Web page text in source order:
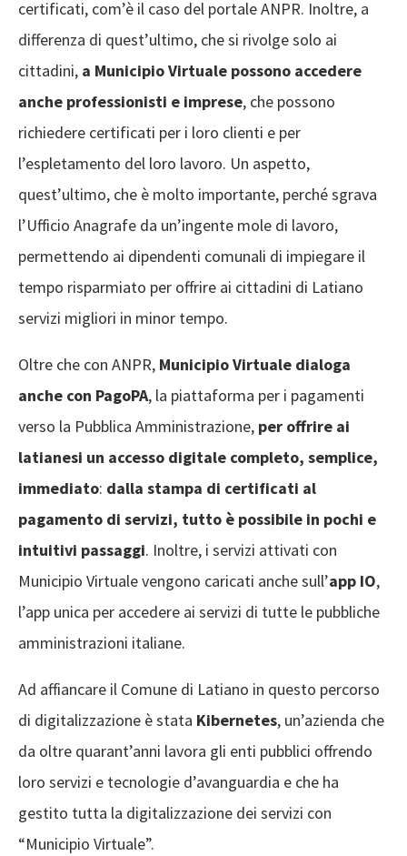
certificati, com’è il caso del portale ANPR. Inoltre, a
differenza di quest’ultimo, che si rivolge solo ai
cittadini, a Municipio Virtuale possono accedere
anche professionisti e imprese, che possono
richiedere certificati per i loro clienti e per
l’espletamento del loro lavoro. Un aspetto,
quest’ultimo, che è molto importante, perché sgrava
l’Ufficio Anagrafe da un’ingente mole di lavoro,
permettendo ai dipendenti comunali di impiegare il
tempo risparmiato per offrire ai cittadini di Latiano
servizi migliori in minor tempo.
Oltre che con ANPR, Municipio Virtuale dialoga
anche con PagoPA, la piattaforma per i pagamenti
verso la Pubblica Amministrazione, per offrire ai
latianesi un accesso digitale completo, semplice,
immediato: dalla stampa di certificati al
pagamento di servizi, tutto è possibile in pochi e
intuitivi passaggi. Inoltre, i servizi attivati con
Municipio Virtuale vengono caricati anche sull’app IO,
l’app unica per accedere ai servizi di tutte le pubbliche
amministrazioni italiane.
Ad affiancare il Comune di Latiano in questo percorso
di digitalizzazione è stata Kibernetes, un’azienda che
da oltre quarant’anni lavora gli enti pubblici offrendo
loro servizi e tecnologie d’avanguardia e che ha
gestito tutta la digitalizzazione dei servizi con
“Municipio Virtuale”.